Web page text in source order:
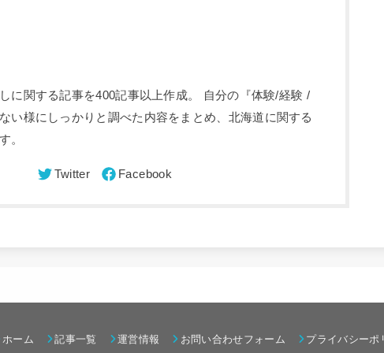
に関する記事を400記事以上作成。 自分の『体験/経験 /
い様にしっかりと調べた内容をまとめ、北海道に関する
。
ホーム 記事一覧 運営情報 お問い合わせフォーム プライバシーポ